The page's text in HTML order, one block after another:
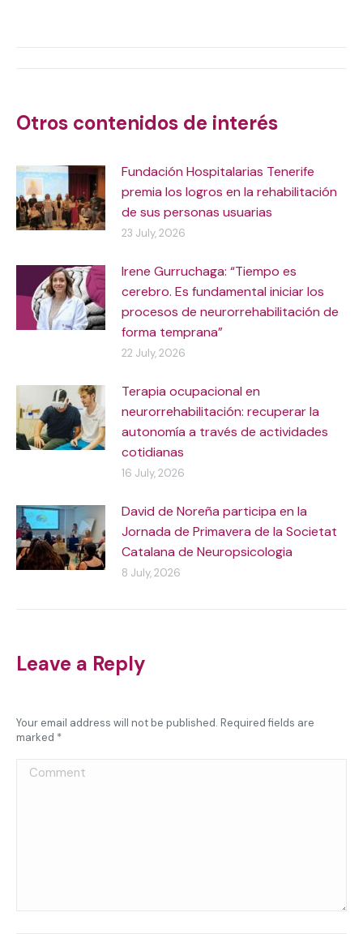
Otros contenidos de interés
Fundación Hospitalarias Tenerife
premia los logros en la rehabilitación
de sus personas usuarias
23 July, 2026
Irene Gurruchaga: “Tiempo es
cerebro. Es fundamental iniciar los
procesos de neurorrehabilitación de
forma temprana”
22 July, 2026
Terapia ocupacional en
neurorrehabilitación: recuperar la
autonomía a través de actividades
cotidianas
16 July, 2026
David de Noreña participa en la
Jornada de Primavera de la Societat
Catalana de Neuropsicologia
8 July, 2026
Leave a Reply
Your email address will not be published. Required fields are
marked *
Comment